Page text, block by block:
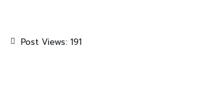
Post Views: 191